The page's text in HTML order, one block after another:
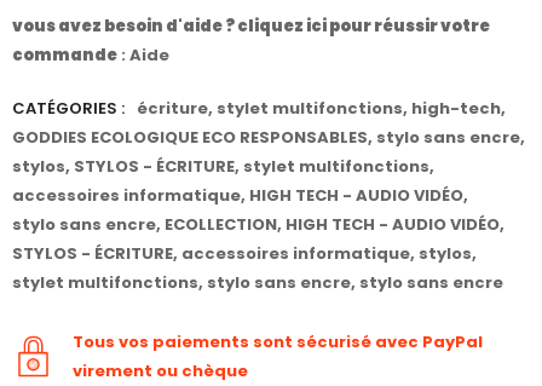
vous avez besoin d'aide ? cliquez ici pour réussir votre
commande : Aide
CATÉGORIES : écriture, stylet multifonctions, high-tech,
GODDIES ECOLOGIQUE ECO RESPONSABLES, stylo sans encre,
stylos, STYLOS - ÉCRITURE, stylet multifonctions,
accessoires informatique, HIGH TECH - AUDIO VIDÉO,
stylo sans encre, ECOLLECTION, HIGH TECH - AUDIO VIDÉO,
STYLOS - ÉCRITURE, accessoires informatique, stylos,
stylet multifonctions, stylo sans encre, stylo sans encre
Tous vos paiements sont sécurisé avec PayPal
virement ou chèque